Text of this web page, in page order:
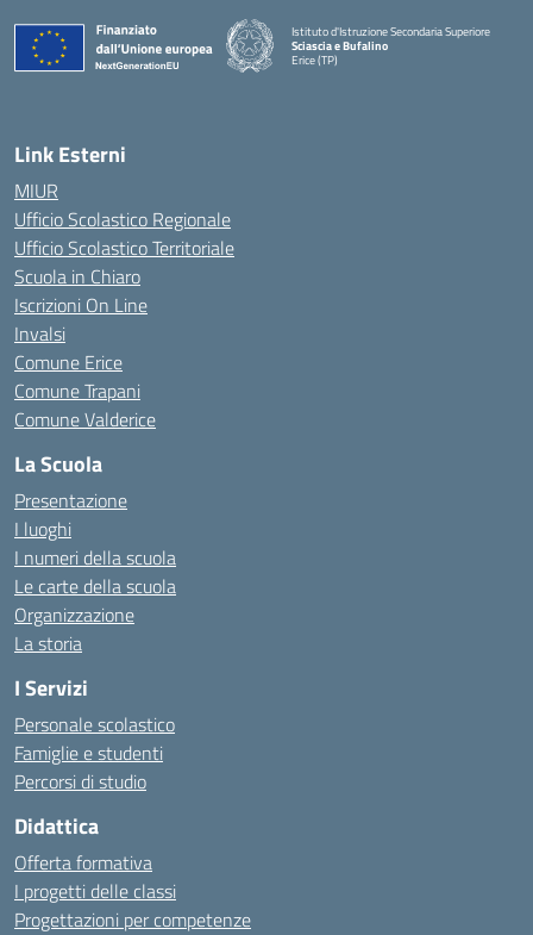
Istituto d'Istruzione Secondaria Superiore
Sciascia e Bufalino
Erice (TP)
Link Esterni
MIUR
Ufficio Scolastico Regionale
Ufficio Scolastico Territoriale
Scuola in Chiaro
Iscrizioni On Line
Invalsi
Comune Erice
Comune Trapani
Comune Valderice
La Scuola
Presentazione
I luoghi
I numeri della scuola
Le carte della scuola
Organizzazione
La storia
I Servizi
Personale scolastico
Famiglie e studenti
Percorsi di studio
Didattica
Offerta formativa
I progetti delle classi
Progettazioni per competenze